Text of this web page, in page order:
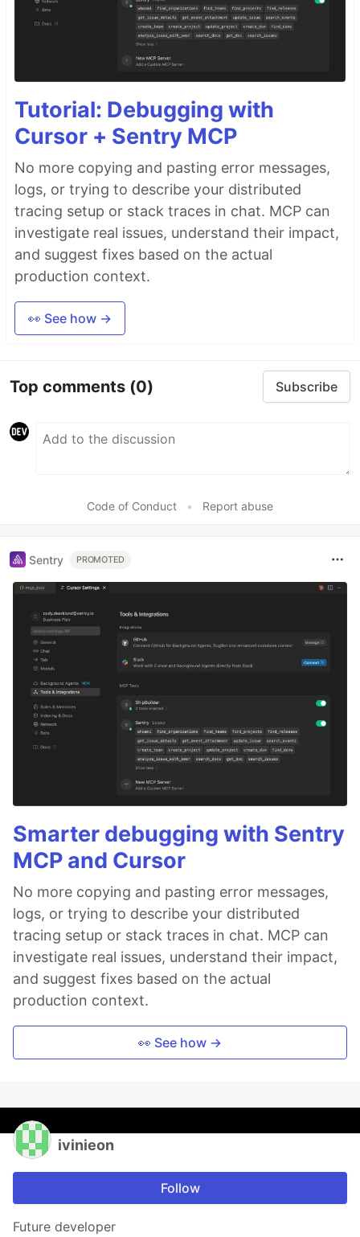
Tutorial: Debugging with
Cursor + Sentry MCP
No more copying and pasting error messages,
logs, or trying to describe your distributed
tracing setup or stack traces in chat. MCP can
investigate real issues, understand their impact,
and suggest fixes based on the actual
production context.
👀 See how →
Top comments (0) Subscribe
Code of Conduct • Report abuse
Sentry PROMOTED
Smarter debugging with Sentry
MCP and Cursor
No more copying and pasting error messages,
logs, or trying to describe your distributed
tracing setup or stack traces in chat. MCP can
investigate real issues, understand their impact,
and suggest fixes based on the actual
production context.
👀 See how →
ivinieon
Follow
Future developer